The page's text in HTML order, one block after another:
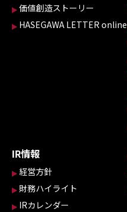
価値創造ストーリー
HASEGAWA LETTER online
IR情報
経営方針
財務ハイライト
IRカレンダー